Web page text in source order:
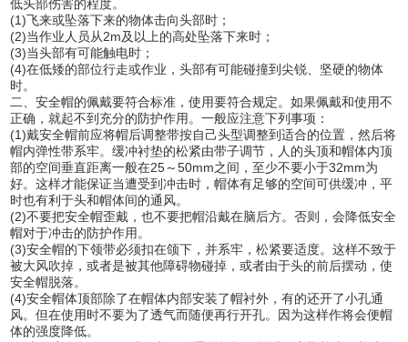
低头部伤害的程度。
(1)飞来或坠落下来的物体击向头部时；
(2)当作业人员从2m及以上的高处坠落下来时；
(3)当头部有可能触电时；
(4)在低矮的部位行走或作业，头部有可能碰撞到尖锐、坚硬的物体
时。
二、安全帽的佩戴要符合标准，使用要符合规定。如果佩戴和使用不
正确，就起不到充分的防护作用。一般应注意下列事项：
(1)戴安全帽前应将帽后调整带按自己头型调整到适合的位置，然后将
帽内弹性带系牢。缓冲衬垫的松紧由带子调节，人的头顶和帽体内顶
部的空间垂直距离一般在25～50mm之间，至少不要小于32mm为
好。这样才能保证当遭受到冲击时，帽体有足够的空间可供缓冲，平
时也有利于头和帽体间的通风。
(2)不要把安全帽歪戴，也不要把帽沿戴在脑后方。否则，会降低安全
帽对于冲击的防护作用。
(3)安全帽的下领带必须扣在颌下，并系牢，松紧要适度。这样不致于
被大风吹掉，或者是被其他障碍物碰掉，或者由于头的前后摆动，使
安全帽脱落。
(4)安全帽体顶部除了在帽体内部安装了帽衬外，有的还开了小孔通
风。但在使用时不要为了透气而随便再行开孔。因为这样作将会便帽
体的强度降低。